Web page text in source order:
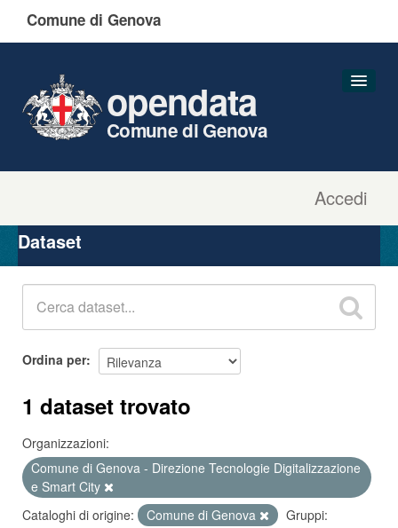
Comune di Genova
Accedi
opendata
Comune di Genova
Organizzazioni
Gruppi
Dataset
Ordina per
1 dataset trovato
Organizzazioni:
Comune di Genova - Direzione Tecnologie Digitalizzazione
e Smart City
Cataloghi di origine:
Comune di Genova
Gruppi: